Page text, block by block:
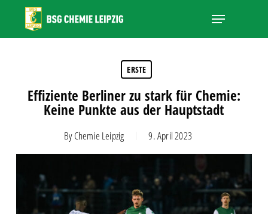
main
Menu
ERSTE
Effiziente Berliner zu stark für Chemie:
Keine Punkte aus der Hauptstadt
By Chemie Leipzig 9. April 2023
Close